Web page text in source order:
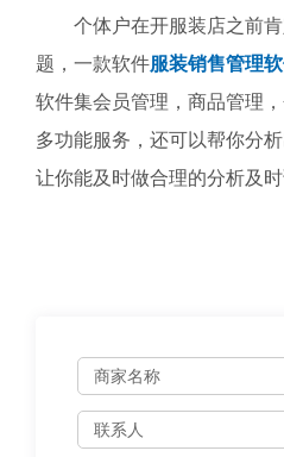
个体户在开服装店之前肯
题，一款软件服装销售管理
软件集会员管理，商品管理
多功能服务，还可以帮你分
让你能及时做合理的分析及时